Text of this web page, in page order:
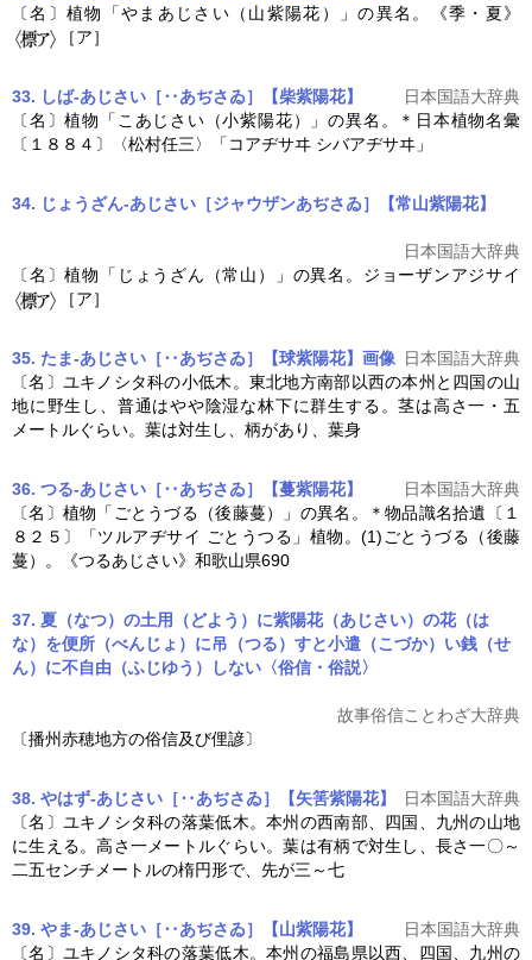
〔名〕植物「やまあじさい（山紫陽花）」の異名。《季・夏》
［ア］
33. しば‐あじさい［‥あぢさゐ］【柴紫陽花】
日本国語大辞典
〔名〕植物「こあじさい（小紫陽花）」の異名。＊日本植物名彙
〔１８８４〕〈松村任三〉「コアヂサヰ シバアヂサヰ」
34. じょうざん‐あじさい［ジャウザンあぢさゐ］【常山紫陽花】
日本国語大辞典
〔名〕植物「じょうざん（常山）」の異名。ジョーザンアジサイ
［ア］
35. たま‐あじさい［‥あぢさゐ］【球紫陽花】 画像
日本国語大辞典
〔名〕ユキノシタ科の小低木。東北地方南部以西の本州と四国の山
地に野生し、普通はやや陰湿な林下に群生する。茎は高さ一・五
メートルぐらい。葉は対生し、柄があり、葉身
36. つる‐あじさい［‥あぢさゐ］【蔓紫陽花】
日本国語大辞典
〔名〕植物「ごとうづる（後藤蔓）」の異名。＊物品識名拾遺〔１
８２５〕「ツルアヂサイ ごとうつる」植物。(1)ごとうづる（後藤
蔓）。《つるあじさい》和歌山県690
37. 夏（なつ）の土用（どよう）に紫陽花（あじさい）の花（は
な）を便所（べんじょ）に吊（つる）すと小遣（こづか）い銭（せ
ん）に不自由（ふじゆう）しない〈俗信・俗説〉
故事俗信ことわざ大辞典
〔播州赤穂地方の俗信及び俚諺〕
38. やはず‐あじさい［‥あぢさゐ］【矢筈紫陽花】
日本国語大辞典
〔名〕ユキノシタ科の落葉低木。本州の西南部、四国、九州の山地
に生える。高さ一メートルぐらい。葉は有柄で対生し、長さ一〇～
二五センチメートルの楕円形で、先が三～七
39. やま‐あじさい［‥あぢさゐ］【山紫陽花】
日本国語大辞典
〔名〕ユキノシタ科の落葉低木。本州の福島県以西、四国、九州の